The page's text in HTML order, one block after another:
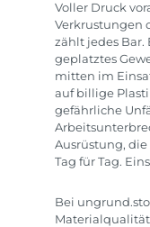
Voller Druck
Verkrustungen
zählt jedes Bar.
geplatztes
mitten im
auf billige
gefährliche
Ausrüstung,
Tag für Tag.
Bei